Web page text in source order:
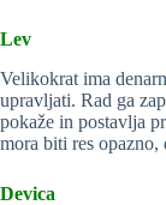
Lev
Velikokrat ima
upravljati. Rad ga
pokaže in postavlja
mora biti res opazno,
Devica